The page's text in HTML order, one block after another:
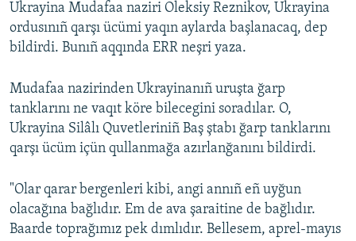
Ukrayina Mudafaa naziri Oleksiy Reznikov, Ukrayina
ordusınıñ qarşı ücümi yaqın aylarda başlanacaq, dep
bildirdi. Bunıñ aqqında ERR neşri yaza.
Mudafaa nazirinden Ukrayinanıñ uruşta ğarp
tanklarını ne vaqıt köre bilecegini soradılar. O,
Ukrayina Silâlı Quvetleriniñ Baş ştabı ğarp tanklarını
qarşı ücüm içün qullanmağa azırlanğanını bildirdi.
"Olar qarar bergenleri kibi, angi annıñ eñ uyğun
olacağına bağlıdır. Em de ava şaraitine de bağlıdır.
Baarde toprağımız pek dımlıdır. Bellesem, aprel-mayıs